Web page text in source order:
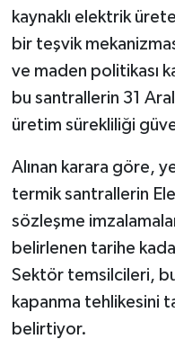
kaynaklı elektrik
bir teşvik
ve maden politikası
bu santrallerin 31
üretim sürekliliği
Alınan karara göre,
termik santrallerin
sözleşme
belirlenen tarihe
Sektör temsilcileri,
kapanma tehlikesini
belirtiyor.